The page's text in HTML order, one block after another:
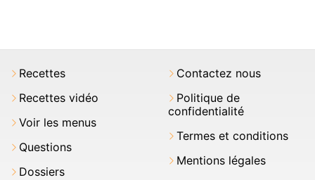
Recettes
Recettes vidéo
Voir les menus
Questions
Dossiers
Contactez nous
Politique de
confidentialité
Termes et conditions
Mentions légales